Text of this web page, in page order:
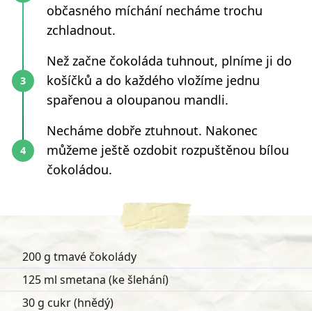
občasného míchání necháme trochu
zchladnout.
Než začne čokoláda tuhnout, plníme ji do
košíčků a do každého vložíme jednu
spařenou a oloupanou mandli.
Necháme dobře ztuhnout. Nakonec
můžeme ještě ozdobit rozpuštěnou bílou
čokoládou.
200 g tmavé čokolády
125 ml smetana (ke šlehání)
30 g cukr (hnědý)